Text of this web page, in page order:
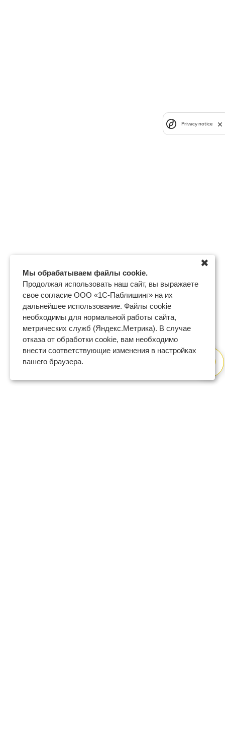
Мы обрабатываем файлы cookie.
Продолжая использовать наш сайт, вы выражаете
свое согласие ООО «1С-Паблишинг» на их
дальнейшее использование. Файлы cookie
необходимы для нормальной работы сайта,
метрических служб (Яндекс.Метрика). В случае
отказа от обработки cookie, вам необходимо
внести соответствующие изменения в настройках
вашего браузера.
✖
Privacy notice